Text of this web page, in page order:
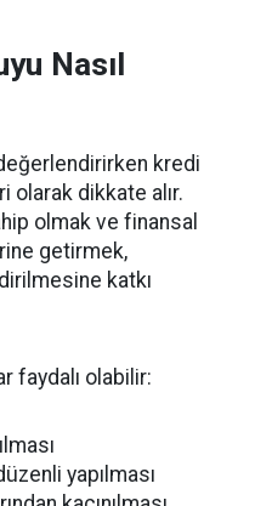
Nasıl
kredi
olarak dikkate alır.
olmak ve finansal
getirmek,
katkı
faydalı olabilir:
yapılması